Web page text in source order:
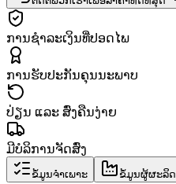
ການຊຳລະເງິນທີ່ປອດໄພ
ການຮັບປະກັນຄຸນນະພາບ
ປ່ຽນ ແລະ ສົ່ງຄືນງ່າຍ
ມີບໍລິການຈັດສົ່ງ
ຂໍ້ມູນຈຳເພາະ ຂໍ້ມູນຜູ້ຜະລິດ